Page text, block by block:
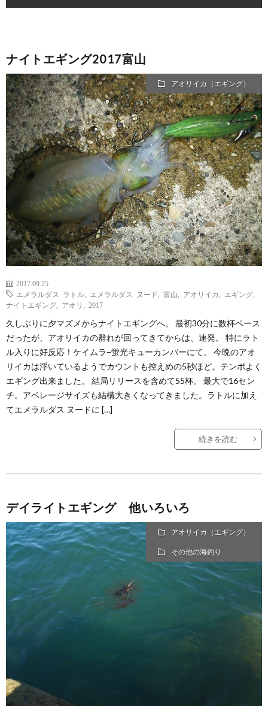
ナイトエギング2017富山
アオリイカ（エギング）
2017.09.25
エメラルダス ラトル
エメラルダス ヌード 富山 アオリイカ エギング
ナイトエギング
アオリ 2017
久しぶりに夕マズメからナイトエギングへ。 最初30分に数杯ペース
だったが、アオリイカの群れが回ってきてからは、連発。 特にラト
ル入りに好反応！ケイムラ−蛍光キューカンバーにて。 今晩のアオ
リイカは浮いているようでカウントも控えめの5秒ほど。テンポよく
エギング出来ました。 結局リリースを含めて55杯。 最大で16セン
チ。アベレージサイズも結構大きくなってきました。ラトルに加え
てエメラルダス ヌードに […]
続きを読む
デイライトエギング 他いろいろ
アオリイカ（エギング）
その他の海釣り